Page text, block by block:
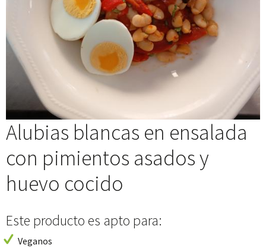
Alubias blancas en ensalada
con pimientos asados y
huevo cocido
Este producto es apto para:
Veganos